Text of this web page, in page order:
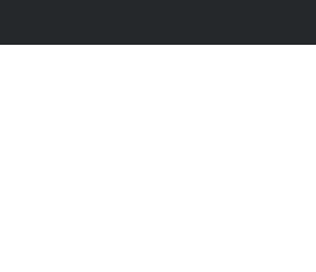
فيصل حامدي